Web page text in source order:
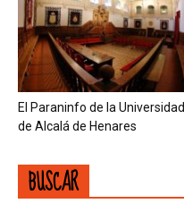
El Paraninfo de la Universidad
de Alcalá de Henares
BUSCAR